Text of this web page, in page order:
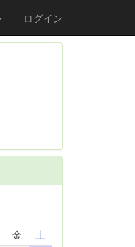
ログイン
金 土